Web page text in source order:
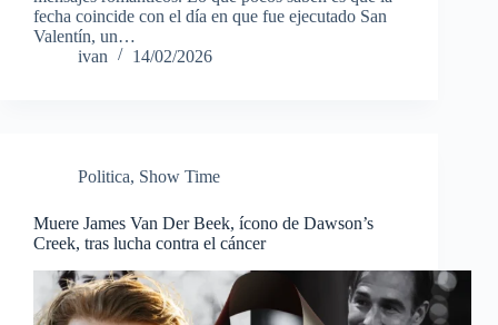
fecha coincide con el día en que fue ejecutado San
Valentín, un…
ivan
14/02/2026
Politica, Show Time
Muere James Van Der Beek, ícono de Dawson’s
Creek, tras lucha contra el cáncer